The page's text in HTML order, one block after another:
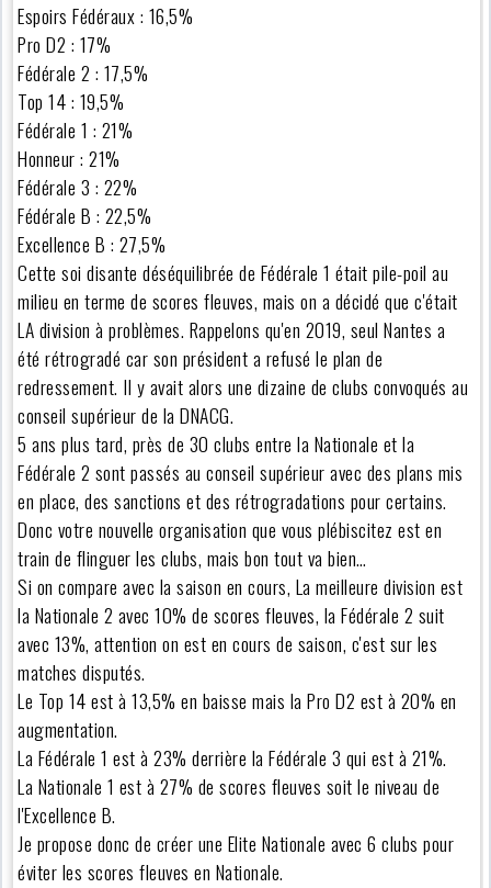
Espoirs Fédéraux : 16,5%
Pro D2 : 17%
Fédérale 2 : 17,5%
Top 14 : 19,5%
Fédérale 1 : 21%
Honneur : 21%
Fédérale 3 : 22%
Fédérale B : 22,5%
Excellence B : 27,5%
Cette soi disante déséquilibrée de Fédérale 1 était pile-poil au
milieu en terme de scores fleuves, mais on a décidé que c'était
LA division à problèmes. Rappelons qu'en 2019, seul Nantes a
été rétrogradé car son président a refusé le plan de
redressement. Il y avait alors une dizaine de clubs convoqués au
conseil supérieur de la DNACG.
5 ans plus tard, près de 30 clubs entre la Nationale et la
Fédérale 2 sont passés au conseil supérieur avec des plans mis
en place, des sanctions et des rétrogradations pour certains.
Donc votre nouvelle organisation que vous plébiscitez est en
train de flinguer les clubs, mais bon tout va bien…
Si on compare avec la saison en cours, La meilleure division est
la Nationale 2 avec 10% de scores fleuves, la Fédérale 2 suit
avec 13%, attention on est en cours de saison, c'est sur les
matches disputés.
Le Top 14 est à 13,5% en baisse mais la Pro D2 est à 20% en
augmentation.
La Fédérale 1 est à 23% derrière la Fédérale 3 qui est à 21%.
La Nationale 1 est à 27% de scores fleuves soit le niveau de
l'Excellence B.
Je propose donc de créer une Elite Nationale avec 6 clubs pour
éviter les scores fleuves en Nationale.